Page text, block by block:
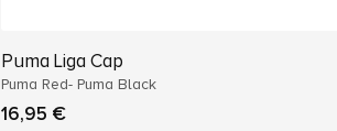
Puma Liga Cap
Puma Red- Puma Black
16,95 €